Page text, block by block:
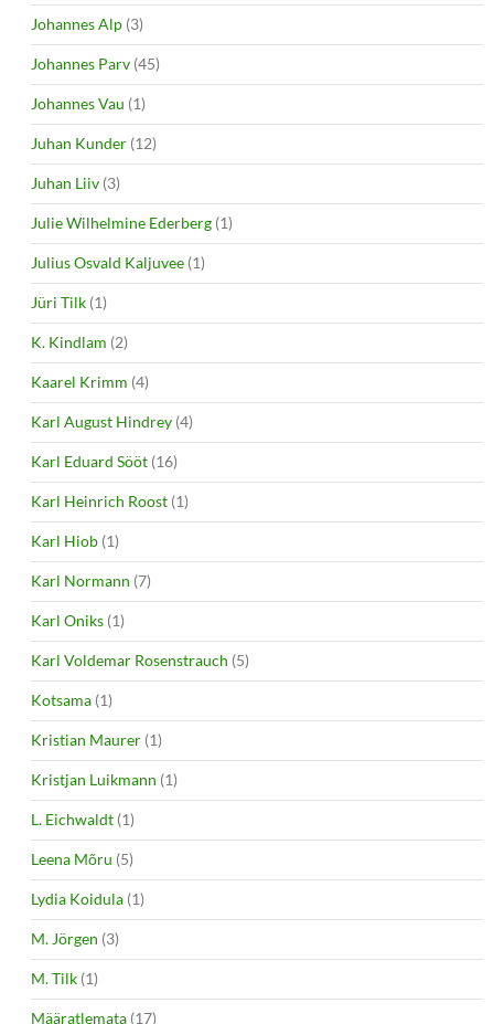
Johannes Alp (3)
Johannes Parv (45)
Johannes Vau (1)
Juhan Kunder (12)
Juhan Liiv (3)
Julie Wilhelmine Ederberg (1)
Julius Osvald Kaljuvee (1)
Jüri Tilk (1)
K. Kindlam (2)
Kaarel Krimm (4)
Karl August Hindrey (4)
Karl Eduard Sööt (16)
Karl Heinrich Roost (1)
Karl Hiob (1)
Karl Normann (7)
Karl Oniks (1)
Karl Voldemar Rosenstrauch (5)
Kotsama (1)
Kristian Maurer (1)
Kristjan Luikmann (1)
L. Eichwaldt (1)
Leena Mõru (5)
Lydia Koidula (1)
M. Jörgen (3)
M. Tilk (1)
Määratlemata (17)